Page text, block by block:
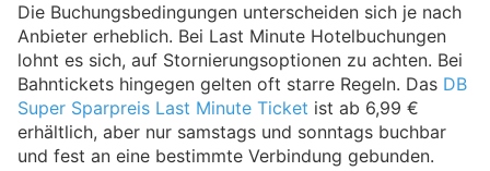
Die Buchungsbedingungen unterscheiden sich je nach
Anbieter erheblich. Bei Last Minute Hotelbuchungen
lohnt es sich, auf Stornierungsoptionen zu achten. Bei
Bahntickets hingegen gelten oft starre Regeln. Das DB
Super Sparpreis Last Minute Ticket ist ab 6,99 €
erhältlich, aber nur samstags und sonntags buchbar
und fest an eine bestimmte Verbindung gebunden.